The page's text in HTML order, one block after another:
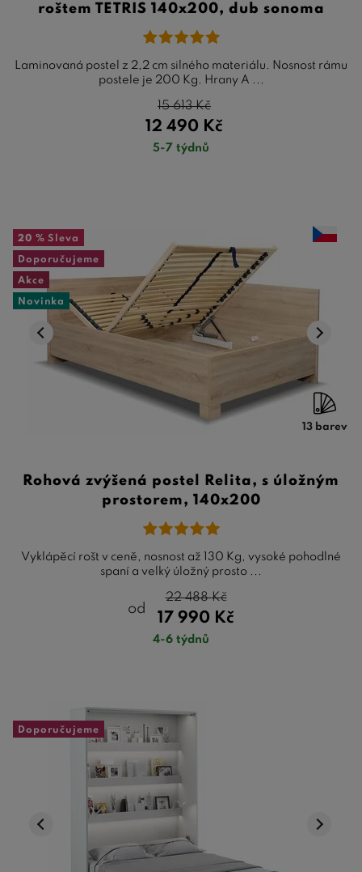
roštem TETRIS 140x200, dub sonoma
Laminovaná postel z 2,2 cm silného materiálu. Nosnost rámu
postele je 200 Kg. Hrany A ...
12 490 Kč
15 613Kč
5-7 týdnů
20 % Sleva
Doporučujeme
Akce
Novinka
13 barev
Rohová zvýšená postel Relita, s úložným
prostorem, 140x200
Vyklápěcí rošt v ceně, nosnost až 130 Kg, vysoké pohodlné
spaní a velký úložný prosto ...
od
17 990 Kč
22 488Kč
4-6 týdnů
Doporučujeme